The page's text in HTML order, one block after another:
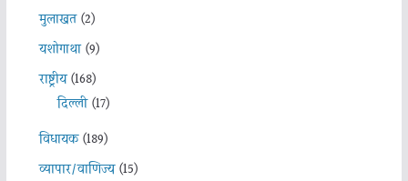
मुलाखत(2)
यशोगाथा(9)
राष्ट्रीय(168)
दिल्ली(17)
विधायक(189)
व्यापार/वाणिज्य(15)